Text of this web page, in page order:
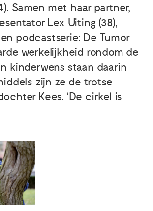
Samen met haar partner,
Lex Uiting (38),
podcastserie: De Tumor
werkelijkheid rondom de
kinderwens staan daarin
zijn ze de trotse
Kees. ‘De cirkel is